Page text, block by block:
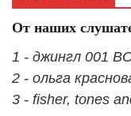
От наших
1 - джингл 001
2 - ольга
3 - fisher, tones